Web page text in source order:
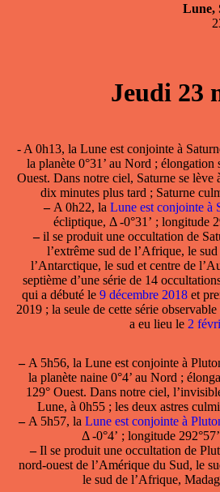
Lune,
Jeudi 23
- A 0h13, la Lune est conjointe à
la planète 0°31’ au Nord ;
Ouest. Dans notre ciel, Saturne se
dix minutes plus tard ; Saturne
–A 0h22, la Lune est conjointe à
écliptique, Δ -0°31’ ; longitude
–il se produit une occultation de
l’extrême sud de l’Afrique, le
l’Antarctique, le sud et centre de
septième d’une série de 14
qui a débuté le 9 décembre 2018et
2019 ; la seule de cette série
a eu lieu le 2
–A 5h56, la Lune est conjointe à
la planète naine 0°4’ au Nord ;
129° Ouest. Dans notre ciel,
Lune, à 0h55 ; les deux astres
–A 5h57, la Lune est conjointe à
Δ -0°4’ ; longitude
–Il se produit une occultation de
nord-ouest de l’Amérique du Sud, le
le sud de l’Afrique,